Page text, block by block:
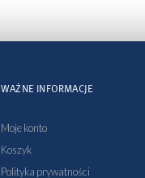
WAŻNE INFORMACJE
Moje konto
Koszyk
Polityka prywatności